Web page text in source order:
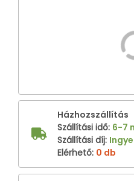
Házhozszállítás
Szállítási idő: 6-7
Szállítási díj:
Elérhető: 0 db